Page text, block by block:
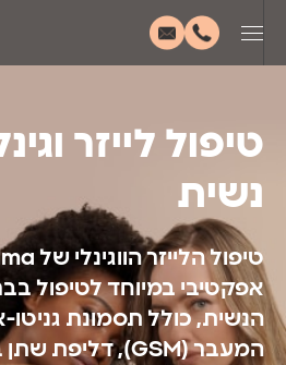
טיפול לייזר
נשית
אפקטיבי במיוחד לטיפול
הנשית, כולל תסמונת גניטו-